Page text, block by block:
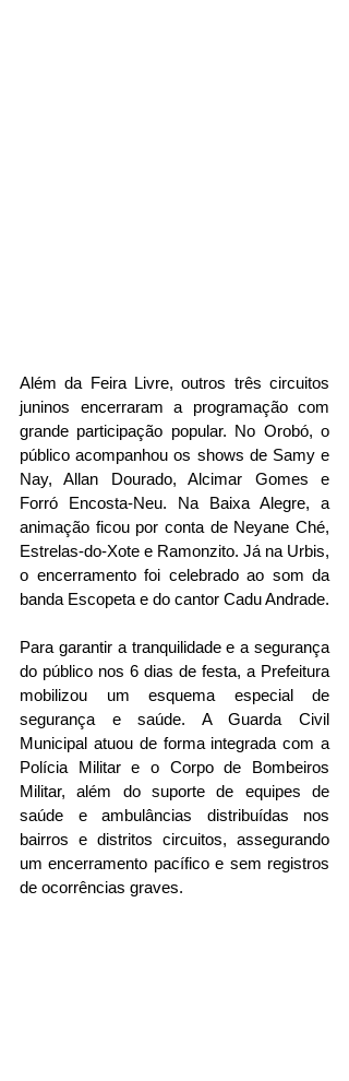
Além da Feira Livre, outros três circuitos
juninos encerraram a programação com
grande participação popular. No Orobó, o
público acompanhou os shows de Samy e
Nay, Allan Dourado, Alcimar Gomes e
Forró Encosta-Neu. Na Baixa Alegre, a
animação ficou por conta de Neyane Ché,
Estrelas-do-Xote e Ramonzito. Já na Urbis,
o encerramento foi celebrado ao som da
banda Escopeta e do cantor Cadu Andrade.
Para garantir a tranquilidade e a segurança
do público nos 6 dias de festa, a Prefeitura
mobilizou um esquema especial de
segurança e saúde. A Guarda Civil
Municipal atuou de forma integrada com a
Polícia Militar e o Corpo de Bombeiros
Militar, além do suporte de equipes de
saúde e ambulâncias distribuídas nos
bairros e distritos circuitos, assegurando
um encerramento pacífico e sem registros
de ocorrências graves.